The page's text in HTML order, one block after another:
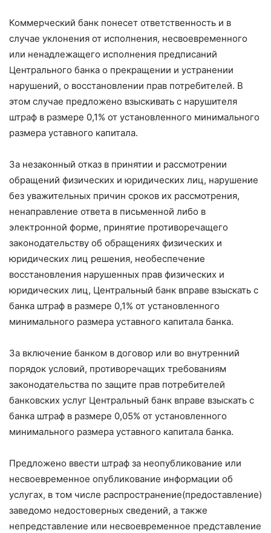
Коммерческий банк понесет ответственность и в
случае уклонения от исполнения, несвоевременного
или ненадлежащего исполнения предписаний
Центрального банка о прекращении и устранении
нарушений, о восстановлении прав потребителей. В
этом случае предложено взыскивать с нарушителя
штраф в размере 0,1% от установленного минимального
размера уставного капитала.
За незаконный отказ в принятии и рассмотрении
обращений физических и юридических лиц, нарушение
без уважительных причин сроков их рассмотрения,
ненаправление ответа в письменной либо в
электронной форме, принятие противоречащего
законодательству об обращениях физических и
юридических лиц решения, необеспечение
восстановления нарушенных прав физических и
юридических лиц, Центральный банк вправе взыскать с
банка штраф в размере 0,1% от установленного
минимального размера уставного капитала банка.
За включение банком в договор или во внутренний
порядок условий, противоречащих требованиям
законодательства по защите прав потребителей
банковских услуг Центральный банк вправе взыскать с
банка штраф в размере 0,05% от установленного
минимального размера уставного капитала банка.
Предложено ввести штраф за неопубликование или
несвоевременное опубликование информации об
услугах, в том числе распространение(предоставление)
заведомо недостоверных сведений, а также
непредставление или несвоевременное представление